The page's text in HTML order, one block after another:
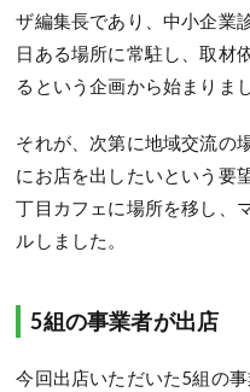
ザ編集長であり、中小企業
日ある場所に常駐し、取材
るという企画から始まりまし
それが、次第に地域交流の
にお店を出したいという要
丁目カフェに場所を移し、
ルしました。
5組の事業者が出店
今回出店いただいた5組の事